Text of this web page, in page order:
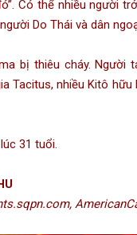
Có thể nhiều người
Do Thái và dân
bị thiêu cháy.
Tacitus, nhiều Kitô
31 tuổi.